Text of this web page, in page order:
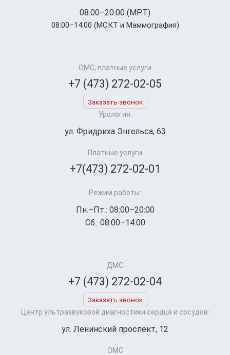
08:00–20:00 (МРТ)
08:00–14:00 (МСКТ и Маммография)
ОМС, платные услуги
+7 (473) 272-02-05
Заказать звонок
Урология:
ул. Фридриха Энгельса, 63
Платные услуги
+7(473) 272-02-01
Режим работы:
Пн.–Пт.: 08:00–20:00
Сб.: 08:00–14:00
ДМС
+7 (473) 272-02-04
Заказать звонок
Центр ультразвуковой диагностики сердца и сосудов:
ул. Ленинский проспект, 12
ОМС